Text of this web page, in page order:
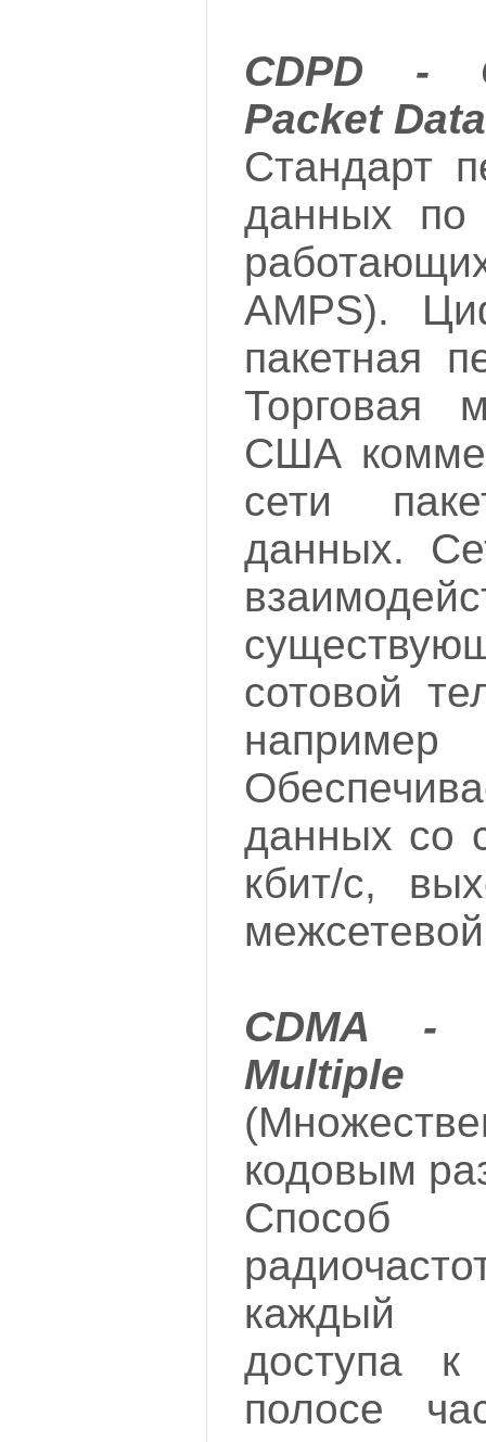
CDPD -
Packet Data
Стандарт
данных по
AMPS).
пакетная
Торговая
США
сети
данных.
сотовой
например
данных со
кбит/с,
CDMA -
кодовым
Способ
каждый
доступа
полосе